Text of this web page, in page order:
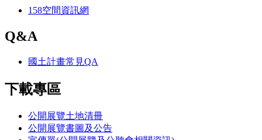
158空間資訊網
Q&A
國土計畫常見QA
下載專區
公開展覽土地清冊
公開展覽書圖及公告